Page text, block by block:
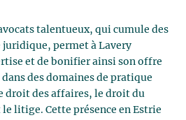
talentueux, qui cumule des
juridique, permet à Lavery
et de bonifier ainsi son offre
des domaines de pratique
droit des affaires, le droit du
litige. Cette présence en Estrie